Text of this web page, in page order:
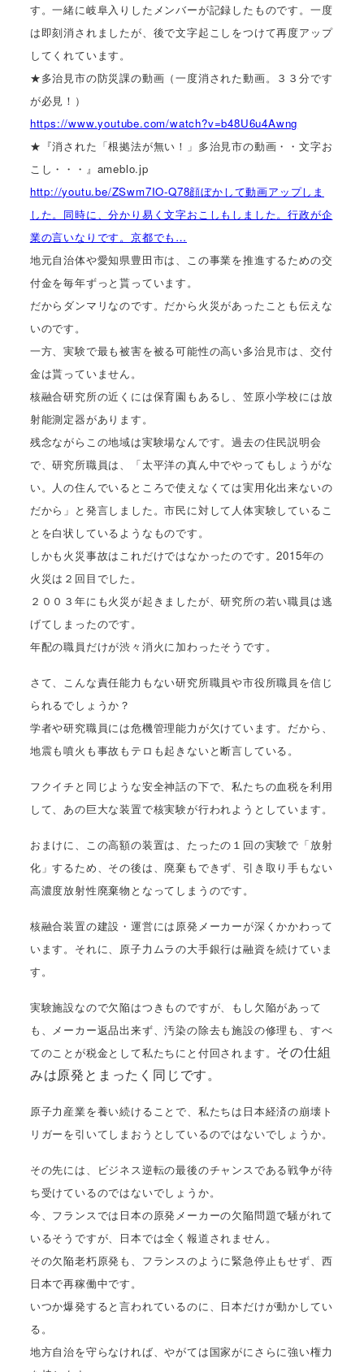
す。一緒に岐阜入りしたメンバーが記録したものです。一度
は即刻消されましたが、後で文字起こしをつけて再度アップ
してくれています。
★多治見市の防災課の動画（一度消された動画。３３分です
が必見！）
https://www.youtube.com/watch?v=b48U6u4Awng
★『消された「根拠法が無い！」多治見市の動画・・文字お
こし・・・』ameblo.jp
http://youtu.be/ZSwm7IO-Q78顔ぼかして動画アップしま
した。同時に、分かり易く文字おこしもしました。行政が企
業の言いなりです。京都でも…
地元自治体や愛知県豊田市は、この事業を推進するための交
付金を毎年ずっと貰っています。
だからダンマリなのです。だから火災があったことも伝えな
いのです。
一方、実験で最も被害を被る可能性の高い多治見市は、交付
金は貰っていません。
核融合研究所の近くには保育園もあるし、笠原小学校には放
射能測定器があります。
残念ながらこの地域は実験場なんです。過去の住民説明会
で、研究所職員は、「太平洋の真ん中でやってもしょうがな
い。人の住んでいるところで使えなくては実用化出来ないの
だから」と発言しました。市民に対して 人体実験しているこ
とを白状しているようなものです。
しかも火災事故はこれだけではなかったのです。2015年の
火災は２回目でした。
２００３年にも火災が起きましたが、研究所の若い職員は逃
げてしまったのです。
年配の職員だけが渋々消火に加わったそうです。
さて、こんな責任能力もない研究所職員や市役所職員を信じ
られるでしょうか？
学者や研究職員には危機管理能力が欠けています。だから、
地震も噴火も事故もテロも起きないと断言している。
フクイチと同じような安全神話の下で、私たちの血税を利用
して、あの巨大な装置で核実験が行われようとしています。
おまけに、この高額の装置は、たったの１回の実験で「放射
化」するため、その後は、廃棄もできず、引き取り手もない
高濃度放射性廃棄物となってしまうのです。
核融合装置の建設・運営には原発メーカーが深くかかわって
います。それに、原子力ムラの大手銀行は融資を続けていま
す。
実験施設なので欠陥はつきものですが、もし欠陥があって
も、メーカー返品出来ず、汚染の除去も施設の修理も、すべ
てのことが税金として私たちにと付回されます。 その仕組
みは原発とまったく同じです。
原子力産業を養い続けることで、私たちは日本経済の崩壊ト
リガーを引いてしまおうとしているのではないでしょうか。
その先には、ビジネス逆転の最後のチャンスである戦争が待
ち受けているのではないでしょうか。
今、フランスでは日本の原発メーカーの欠陥問題で騒がれて
いるそうですが、日本では全く報道されません。
その欠陥老朽原発も、フランスのように緊急停止もせず、西
日本で再稼働中です。
いつか爆発すると言われているのに、日本だけが動かしてい
る。
地方自治を守らなければ、やがては国家がにさらに強い権力